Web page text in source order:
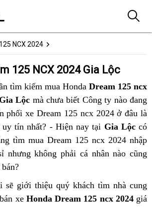
NCX 2024
125 NCX 2024 Gia Lộc
tìm kiếm mua Honda Dream 125 ncx
Lộc mà chưa biết Công ty nào đang
phối xe Dream 125 ncx 2024 ở đâu là
uy tín nhất? - Hiện nay tại Gia Lộccó
tìm mua Dream 125 ncx 2024 nhập
không phải cá nhân nào cũng
sẽ giới thiệu quý khách tìm nhà cung
xe Honda Dream 125 ncx 2024giá